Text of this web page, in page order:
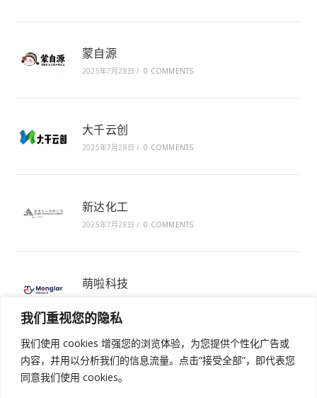
我们重视您的隐私
我们使用 cookies 增强您的浏览体验，为您提供个性化广告或
内容，并用以分析我们的信息流量。点击“接受全部”，即代表您
同意我们使用 cookies。
蒙自源
2025年7月28日 / 0 COMMENTS
大千云创
2025年7月28日 / 0 COMMENTS
新达化工
2025年7月28日 / 0 COMMENTS
萌啦科技